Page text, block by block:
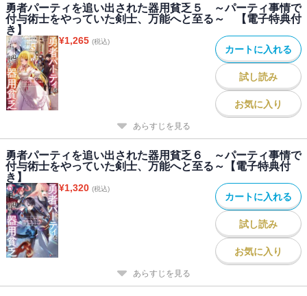
勇者パーティを追い出された器用貧乏５ ～パーティ事情で
付与術士をやっていた剣士、万能へと至る～ 【電子特典付
き】
¥1,265 (税込)
カートに入れる
試し読み
お気に入り
あらすじを見る
勇者パーティを追い出された器用貧乏６ ～パーティ事情で
付与術士をやっていた剣士、万能へと至る～【電子特典付
き】
¥1,320 (税込)
カートに入れる
試し読み
お気に入り
あらすじを見る